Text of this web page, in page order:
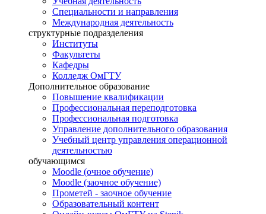
Специальности и направления
Международная деятельность
структурные подразделения
Институты
Факультеты
Кафедры
Колледж ОмГТУ
Дополнительное образование
Повышение квалификации
Профессиональная переподготовка
Профессиональная подготовка
Управление дополнительного образования
Учебный центр управления операционной
деятельностью
обучающимся
Moodle (очное обучение)
Moodle (заочное обучение)
Прометей - заочное обучение
Образовательный контент